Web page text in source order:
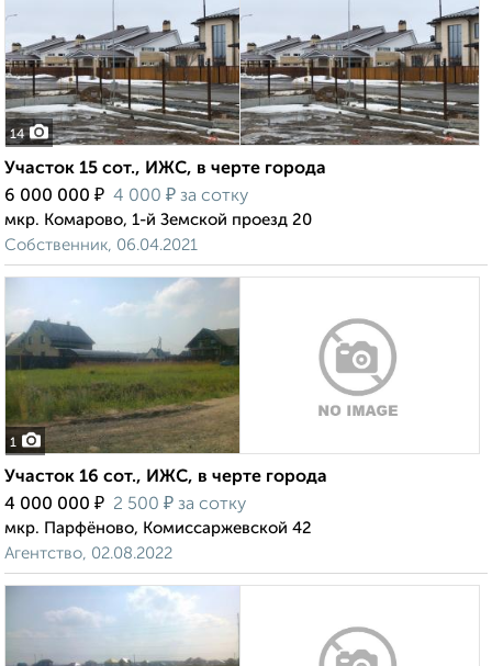
14
Участок 15 сот., ИЖС, в черте города
6 000 000 ₽ 4 000 ₽ за сотку
мкр. Комарово, 1-й Земской проезд 20
Собственник, 06.04.2021
1
Участок 16 сот., ИЖС, в черте города
4 000 000 ₽ 2 500 ₽ за сотку
мкр. Парфёново, Комиссаржевской 42
Агентство, 02.08.2022